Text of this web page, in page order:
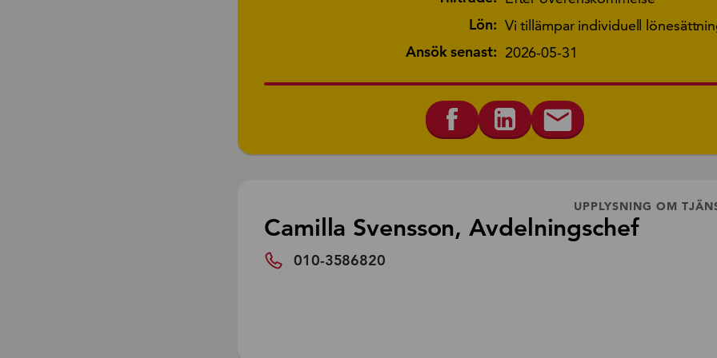
Lön: Vi tillämpar individuell
Ansök senast: 2026-05-31
UPPLYSNING OM
Camilla Svensson, Avdelningschef
010-3586820